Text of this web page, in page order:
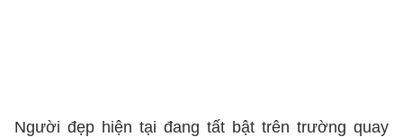
Người đẹp hiện tại đang tất bật trên trường quay